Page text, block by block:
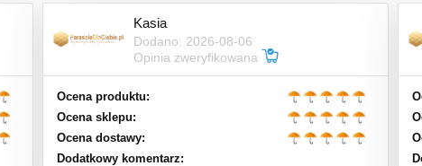
Kasia
Dodano: 2026-08-06
Opinia zweryfikowana
Ocena produktu:
Ocena sklepu:
Ocena dostawy:
Dodatkowy komentarz: